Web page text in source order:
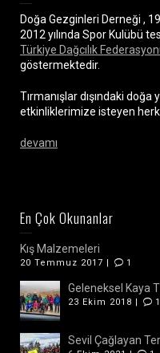
Doğa Gezginleri Derneği ,
2012 yılında Spor Kulübü
Türkiye Dağcılık
göstermektedir.
Tırmanışlar dışındaki doğa
etkinliklerimize isteyen
devamı
En Çok Okunanlar
Kış Malzemeleri
20 Temmuz 2017 | 1
Geleneksel Kaya
23 Ekim 2018 | 1
Sevil Çağlayan